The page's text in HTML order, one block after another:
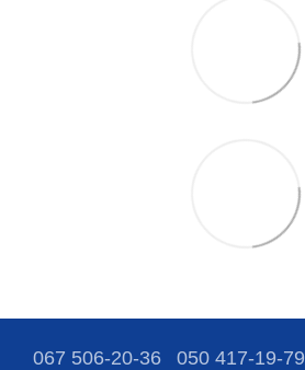
067 506-20-36 050 417-19-79